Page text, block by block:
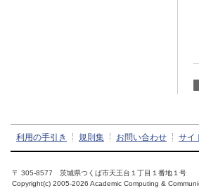
利用の手引き 規則集 お問い合わせ サイ
〒 305-8577 茨城県つくば市天王台１丁目１番地１号
Copyright(c) 2005-2026 Academic Computing &